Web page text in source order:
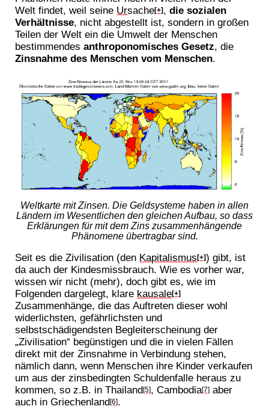
Welt findet, weil seine Ursache[+] ,die sozialen
Verhältnisse, nicht abgestellt ist, sondern in großen
Teilen der Welt ein die Umwelt der Menschen
bestimmendesanthroponomisches Gesetz, die
Zinsnahme des Menschen vom Menschen.
Weltkarte mit Zinsen. Die Geldsysteme haben in allen
Ländern im Wesentlichen den gleichen Aufbau, so dass
Erklärungen für mit dem Zins zusammenhängende
Phänomene übertragbar sind.
Seit es die Zivilisation (den Kapitalismus[+]) gibt, ist
da auch der Kindesmissbrauch. Wie es vorher war,
wissen wir nicht (mehr), doch gibt es, wie im
Folgenden dargelegt, klare kausale[+]
Zusammenhänge, die das Auftreten dieser wohl
widerlichsten, gefährlichsten und
selbstschädigendsten Begleiterscheinung der
„Zivilisation“ begünstigen und die in vielen Fällen
direkt mit der Zinsnahme in Verbindung stehen,
nämlich dann, wenn Menschen ihre Kinder verkaufen
um aus der zinsbedingten Schuldenfalle heraus zu
kommen, so z.B. in Thailand[5], Cambodia[7] aber
auch in Griechenland[6].